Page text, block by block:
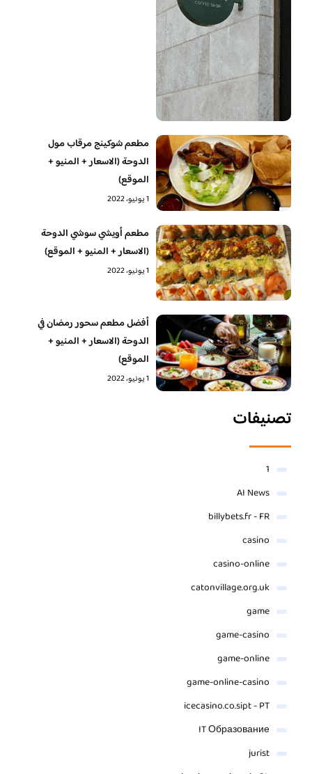
مطعم شوكينج مرقاب مول
الدوحة (الاسعار + المنيو +
الموقع)
1 يونيو، 2022
مطعم أويشي سوشي الدوحة
(الاسعار + المنيو + الموقع)
1 يونيو، 2022
أفضل مطعم سحور رمضان في
الدوحة (الاسعار + المنيو +
الموقع)
1 يونيو، 2022
تصنيفات
1
AI News
billybets.fr - FR
casino
casino-online
catonvillage.org.uk
game
game-casino
game-online
game-online-casino
icecasino.co.sipt - PT
IT Образование
jurist